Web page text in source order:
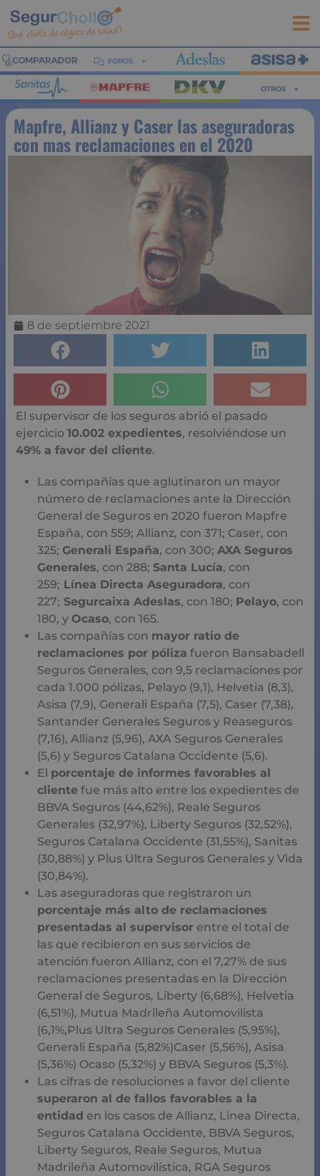
FOROS
OTROS
Mapfre, Allianz y Caser las aseguradoras
con mas reclamaciones en el 2020
8 de septiembre 2021
El supervisor de los seguros abrió el pasado
ejercicio 10.002 expedientes, resolviéndose un
49% a favor del cliente.
Las compañías que aglutinaron un mayor
número de reclamaciones ante la Dirección
General de Seguros en 2020 fueron Mapfre
España, con 559; Allianz, con 371; Caser, con
325; Generali España, con 300; AXA Seguros
Generales, con 288; Santa Lucía, con
259; Línea Directa Aseguradora, con
227; Segurcaixa Adeslas, con 180; Pelayo, con
180, y Ocaso, con 165.
Las compañías con mayor ratio de
reclamaciones por póliza fueron Bansabadell
Seguros Generales, con 9,5 reclamaciones por
cada 1.000 pólizas, Pelayo (9,1), Helvetia (8,3),
Asisa (7,9), Generali España (7,5), Caser (7,38),
Santander Generales Seguros y Reaseguros
(7,16), Allianz (5,96), AXA Seguros Generales
(5,6) y Seguros Catalana Occidente (5,6).
El porcentaje de informes favorables al
cliente fue más alto entre los expedientes de
BBVA Seguros (44,62%), Reale Seguros
Generales (32,97%), Liberty Seguros (32,52%),
Seguros Catalana Occidente (31,55%), Sanitas
(30,88%) y Plus Ultra Seguros Generales y Vida
(30,84%).
Las aseguradoras que registraron un
porcentaje más alto de reclamaciones
presentadas al supervisor entre el total de
las que recibieron en sus servicios de
atención fueron Allianz, con el 7,27% de sus
reclamaciones presentadas en la Dirección
General de Seguros, Liberty (6,68%), Helvetia
(6,51%), Mutua Madrileña Automovilista
(6,1%,Plus Ultra Seguros Generales (5,95%),
Generali España (5,82%)Caser (5,56%), Asisa
(5,36%) Ocaso (5,32%) y BBVA Seguros (5,3%).
Las cifras de resoluciones a favor del cliente
superaron al de fallos favorables a la
entidad en los casos de Allianz, Línea Directa,
Seguros Catalana Occidente, BBVA Seguros,
Liberty Seguros, Reale Seguros, Mutua
Madrileña Automovilística, RGA Seguros